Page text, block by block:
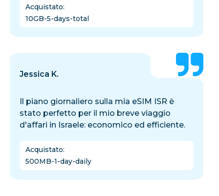
Acquistato:
10GB-5-days-total
Jessica K.
Il piano giornaliero sulla mia eSIM ISR è
stato perfetto per il mio breve viaggio
d'affari in Israele: economico ed efficiente.
Acquistato:
500MB-1-day-daily